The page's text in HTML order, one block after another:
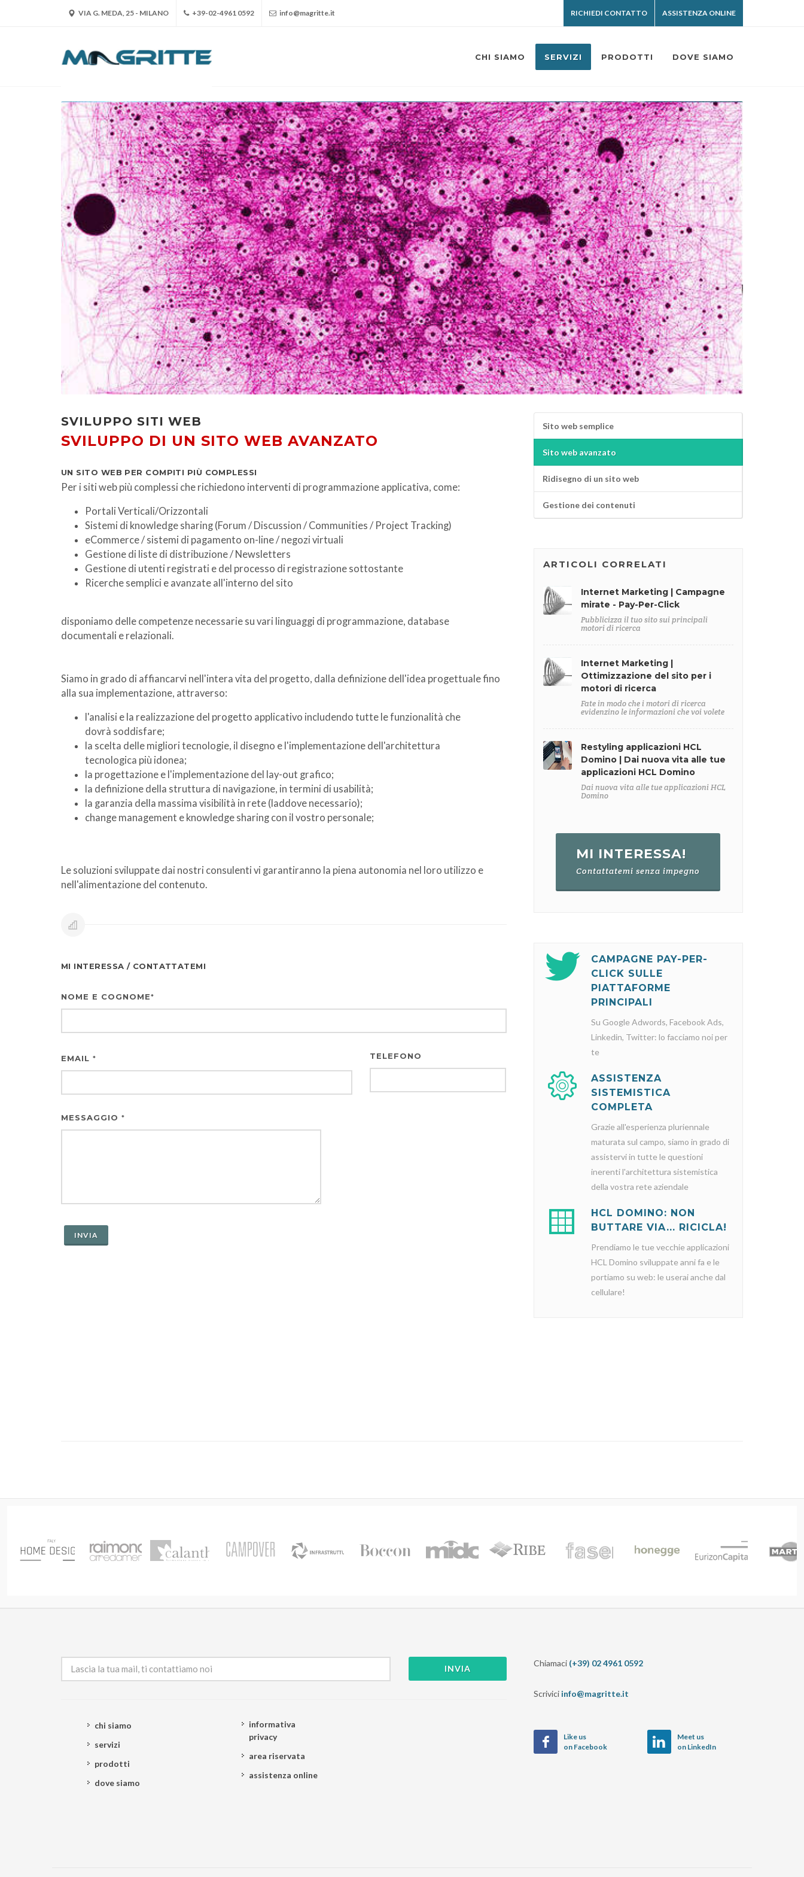
VIA G. MEDA, 25 - MILANO +39-02-4961 0592 info@magritte.it RICHIEDI CONTATTO ASSISTENZA ONLINE
CHI SIAMO SERVIZI PRODOTTI DOVE SIAMO
SVILUPPO SITI WEB
SVILUPPO DI UN SITO WEB AVANZATO
UN SITO WEB PER COMPITI PIÙ COMPLESSI
Per i siti web più complessi che richiedono interventi di programmazione applicativa, come:
Portali Verticali/Orizzontali
Sistemi di knowledge sharing (Forum / Discussion / Communities / Project Tracking)
eCommerce / sistemi di pagamento on-line / negozi virtuali
Gestione di liste di distribuzione / Newsletters
Gestione di utenti registrati e del processo di registrazione sottostante
Ricerche semplici e avanzate all'interno del sito
disponiamo delle competenze necessarie su vari linguaggi di programmazione, database
documentali e relazionali.
Siamo in grado di affiancarvi nell'intera vita del progetto, dalla definizione dell'idea progettuale fino
alla sua implementazione, attraverso:
l'analisi e la realizzazione del progetto applicativo includendo tutte le funzionalità che
dovrà soddisfare;
la scelta delle migliori tecnologie, il disegno e l'implementazione dell'architettura
tecnologica più idonea;
la progettazione e l'implementazione del lay-out grafico;
la definizione della struttura di navigazione, in termini di usabilità;
la garanzia della massima visibilità in rete (laddove necessario);
change management e knowledge sharing con il vostro personale;
Le soluzioni sviluppate dai nostri consulenti vi garantiranno la piena autonomia nel loro utilizzo e
nell'alimentazione del contenuto.
MI INTERESSA / CONTATTATEMI
NOME E COGNOME*
EMAIL * TELEFONO
MESSAGGIO *
Sito web semplice
Sito web avanzato
Ridisegno di un sito web
Gestione dei contenuti
ARTICOLI CORRELATI
Internet Marketing | Campagne
mirate - Pay-Per-Click
Pubblicizza il tuo sito sui principali
motori di ricerca
Internet Marketing |
Ottimizzazione del sito per i
motori di ricerca
Fate in modo che i motori di ricerca
evidenzino le informazioni che voi volete
Restyling applicazioni HCL
Domino | Dai nuova vita alle tue
applicazioni HCL Domino
Dai nuova vita alle tue applicazioni HCL
Domino
MI INTERESSA!
Contattatemi senza impegno
CAMPAGNE PAY-PER-
CLICK SULLE
PIATTAFORME
PRINCIPALI
Su Google Adwords, Facebook Ads,
Linkedin, Twitter: lo facciamo noi per
te
ASSISTENZA
SISTEMISTICA
COMPLETA
Grazie all'esperienza pluriennale
maturata sul campo, siamo in grado di
assistervi in tutte le questioni
inerenti l'architettura sistemistica
della vostra rete aziendale
HCL DOMINO: NON
BUTTARE VIA... RICICLA!
Prendiamo le tue vecchie applicazioni
HCL Domino sviluppate anni fa e le
portiamo su web: le userai anche dal
cellulare!
INVIA
chi siamo
servizi
prodotti
dove siamo
informativa
privacy
area riservata
assistenza online
Chiamaci (+39) 02 4961 0592
Scrivici info@magritte.it
Like us
on Facebook
Meet us
on LinkedIn